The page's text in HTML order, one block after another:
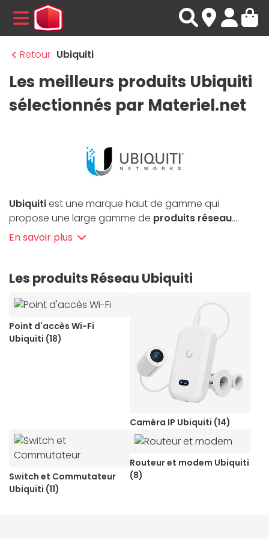
MENU
Retour Ubiquiti
Les meilleurs produits Ubiquiti
sélectionnés par Materiel.net
Ubiquitiest une marque haut de gamme qui
propose une large gamme de produits réseau.
Fondée en 2005, cette entreprise axée sur la
recherche et développement offre une sélection de
adaptés aux besoins des particuliers comme des
professionnels au meilleur prix. Réel partenaire pour
construire un réseau performant, découvrez notre
sélection de
produits Ubiquiti
En savoir plus
Les produits Réseau Ubiquiti
Point d'accès Wi-Fi
Ubiquiti (18)
Caméra IP Ubiquiti (14)
Switch et Commutateur
Ubiquiti (11)
Routeur et modem Ubiquiti
(8)